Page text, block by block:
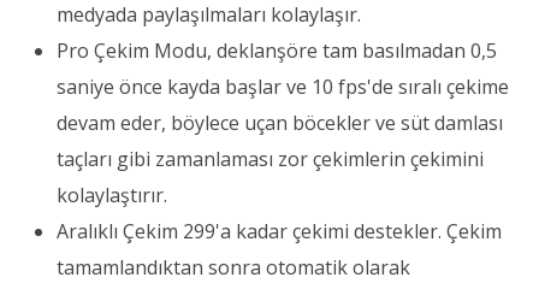
medyada paylaşılmaları kolaylaşır.
Pro Çekim Modu, deklanşöre tam basılmadan 0,5
saniye önce kayda başlar ve 10 fps'de sıralı çekime
devam eder, böylece uçan böcekler ve süt damlası
taçları gibi zamanlaması zor çekimlerin çekimini
kolaylaştırır.
Aralıklı Çekim 299'a kadar çekimi destekler. Çekim
tamamlandıktan sonra otomatik olarak